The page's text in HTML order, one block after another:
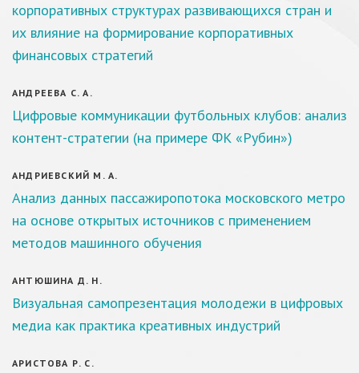
корпоративных структурах развивающихся стран и
их влияние на формирование корпоративных
финансовых стратегий
АНДРЕЕВА С. А.
Цифровые коммуникации футбольных клубов: анализ
контент-стратегии (на примере ФК «Рубин»)
АНДРИЕВСКИЙ М. А.
Анализ данных пассажиропотока московского метро
на основе открытых источников с применением
методов машинного обучения
АНТЮШИНА Д. Н.
Визуальная самопрезентация молодежи в цифровых
медиа как практика креативных индустрий
АРИСТОВА Р. С.